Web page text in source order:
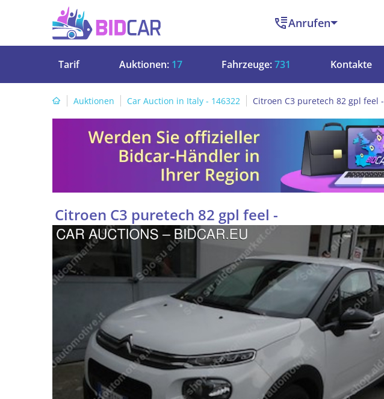
Anrufen
Tarif Auktionen: 17 Fahrzeuge:731 Kontakte
Auktionen Car Auction in Italy - 146322 Citroen C3 puretech 82 gpl feel -
Citroen C3 puretech 82 gpl feel -